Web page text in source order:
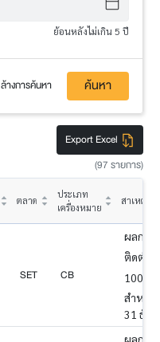
ย้อนหลังไม่เกิน 5 ปี
ล้างการค้นหา ค้นหา
Export Excel
(97 รายการ)
ตลาด
ประเภท
เครื่องหมาย
สาเหตุ
SET CB
ผลการ
ติดต่อ
100%
สำหรับ
31 ธัน
ผลการ